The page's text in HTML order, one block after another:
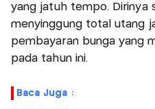
yang jatuh tempo. Dirinya
menyinggung total utang
pembayaran bunga yang
pada tahun ini.
Baca Juga :